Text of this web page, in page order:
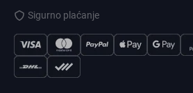
Sigurno plaćanje